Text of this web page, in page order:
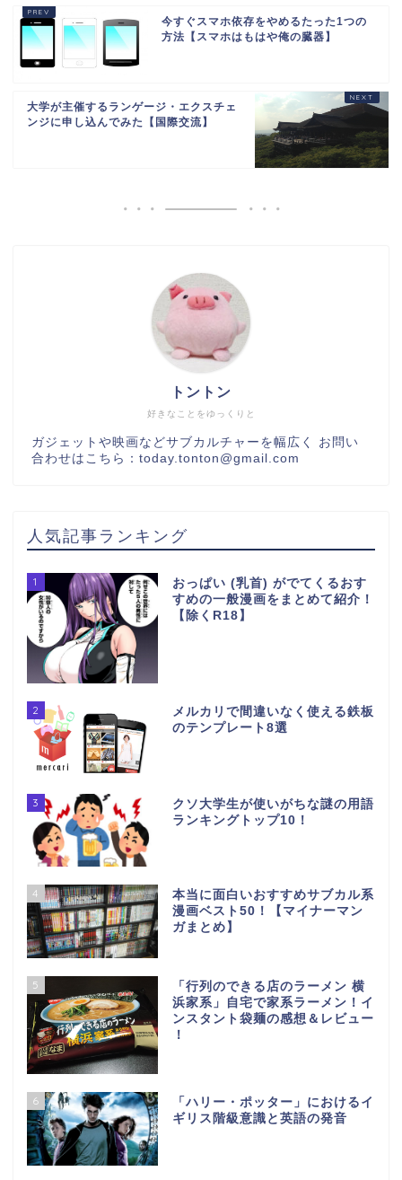
今すぐスマホ依存をやめるたった1つの
方法【スマホはもはや俺の臓器】
大学が主催するランゲージ・エクスチェ
ンジに申し込んでみた【国際交流】
好きなことをゆっくりと
トントン
ガジェットや映画などサブカルチャーを幅広く お問い
合わせはこちら：today.tonton@gmail.com
人気記事ランキング
1
おっぱい (乳首) がでてくるおす
すめの一般漫画をまとめて紹介！
【除くR18】
2
メルカリで間違いなく使える鉄板
のテンプレート8選
3
クソ大学生が使いがちな謎の用語
ランキングトップ10！
4
本当に面白いおすすめサブカル系
漫画ベスト50！【マイナーマン
ガまとめ】
5
「行列のできる店のラーメン 横
浜家系」自宅で家系ラーメン！イ
ンスタント袋麺の感想＆レビュー
！
6
「ハリー・ポッター」におけるイ
ギリス階級意識と英語の発音